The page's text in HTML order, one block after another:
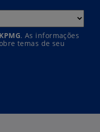
. As informações
temas de seu